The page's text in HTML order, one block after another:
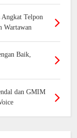
Telpon
Wartawan
Baik,
dan GMIM